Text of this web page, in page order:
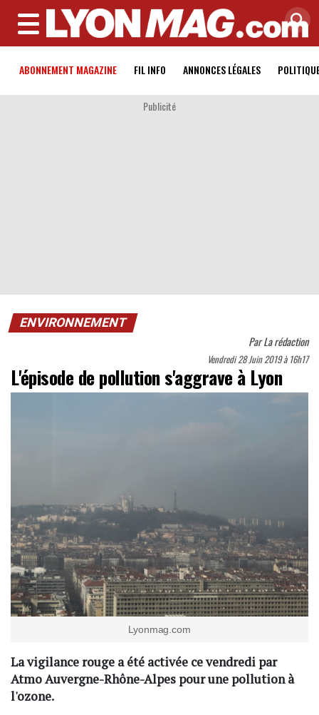
MENU
ABONNEMENT MAGAZINE FIL INFO ANNONCES LÉGALES
Publicité
ENVIRONNEMENT
ParLa rédaction
Vendredi 28 Juin 2019 à 16h17
L'épisode de pollution s'aggrave à Lyon
Lyonmag.com
La vigilance rouge a été activée ce vendredi par
Atmo Auvergne-Rhône-Alpes pour une pollution à
l'ozone.